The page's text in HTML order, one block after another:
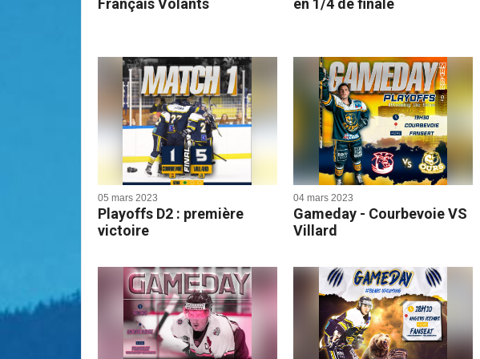
Français Volants en 1/4 de finale
05 mars 2023
Playoffs D2 : première
victoire
04 mars 2023
Gameday - Courbevoie VS
Villard